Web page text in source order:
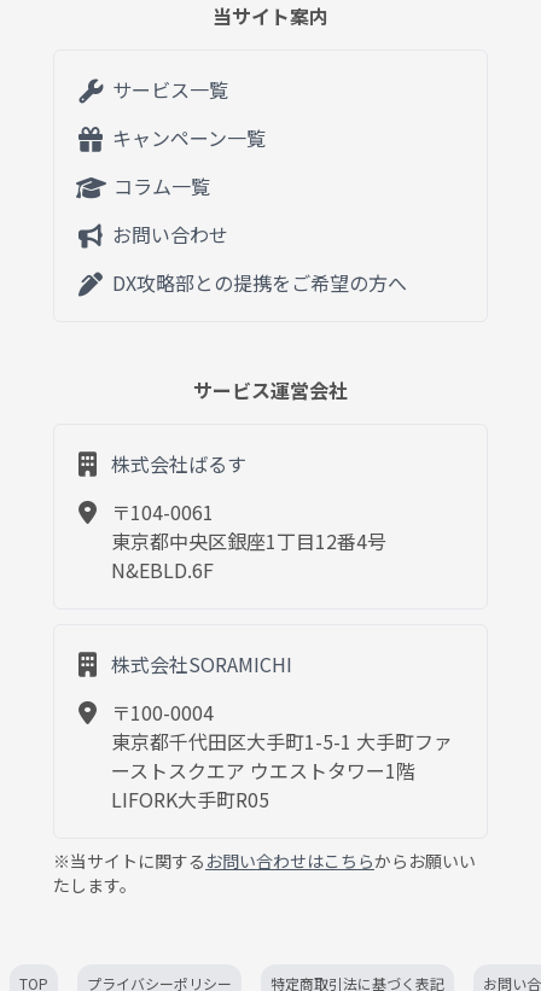
当サイト案内
サービス一覧
キャンペーン一覧
コラム一覧
お問い合わせ
DX攻略部との提携をご希望の方へ
サービス運営会社
株式会社ばるす
〒104-0061
東京都中央区銀座1丁目12番4号
N&EBLD.6F
株式会社SORAMICHI
〒100-0004
東京都千代田区大手町1-5-1 大手町ファ
ーストスクエア ウエストタワー1階
LIFORK大手町R05
※当サイトに関する お問い合わせはこちらからお願いい
たします。
TOP プライバシーポリシー 特定商取引法に基づく表記 お問い